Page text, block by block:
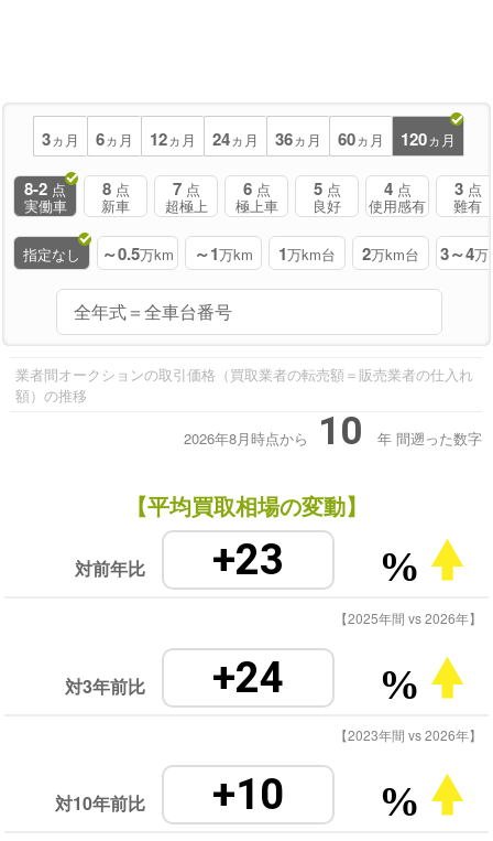
3ヵ月 6ヵ月 12ヵ月 24ヵ月 36ヵ月 60ヵ月 120ヵ月
8-2 点
実働車
8 点
新車
7 点
超極上
6 点
極上車
5 点
良好
4 点
使用感有
3 点
難有
指定なし ～0.5万km ～1万km 1万km台 2万km台 3～4万
業者間オークションの取引価格（買取業者の転売額＝販売業者の仕入れ
額）の推移
2026年8月時点から 10 年 間遡った数字
【平均買取相場の変動】
対前年比 +23 %
【2025年間 vs 2026年】
対3年前比 +24 %
【2023年間 vs 2026年】
対10年前比 +10 %